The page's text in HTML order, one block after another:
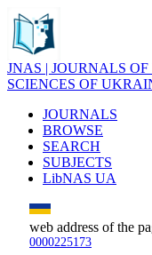
JNAS | JOURNALS
SCIENCES OF
JOURNALS
BROWSE
SEARCH
SUBJECTS
LibNAS UA
web address of the
0000225173